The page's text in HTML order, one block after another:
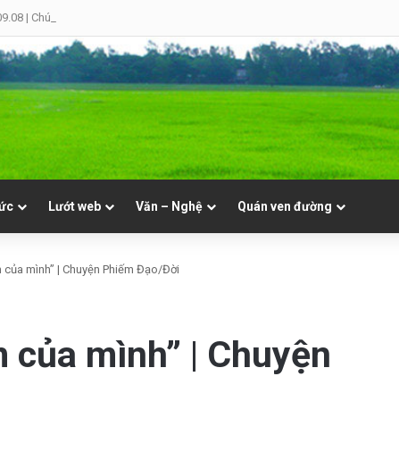
| Chúa Nhật XIX Thường Niên
Lướt web Văn – Nghệ Quán ven đường
của mình” | Chuyện Phiếm Đạo/Đời
mình” | Chuyện